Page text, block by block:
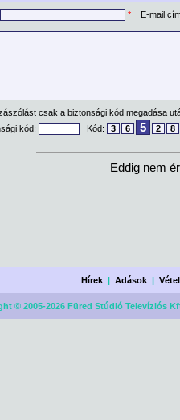
* E-mail
csak a biztonsági kód megadása
kód:
Kód: 3 6 5 2 8
Eddig nem
Hírek |Adások |
© 2005-2026 Füred Stúdió Televíziós